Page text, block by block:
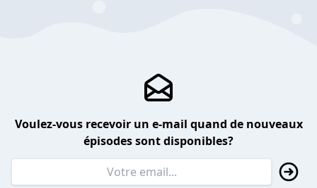
Voulez-vous recevoir un e-mail quand de nouveaux
épisodes sont disponibles?